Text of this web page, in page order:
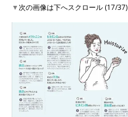
▼次の画像は下へスクロール (17/37)